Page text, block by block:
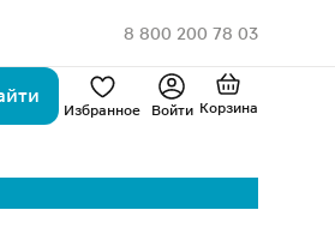
8 800 200 78 03
Избранное Войти Корзина